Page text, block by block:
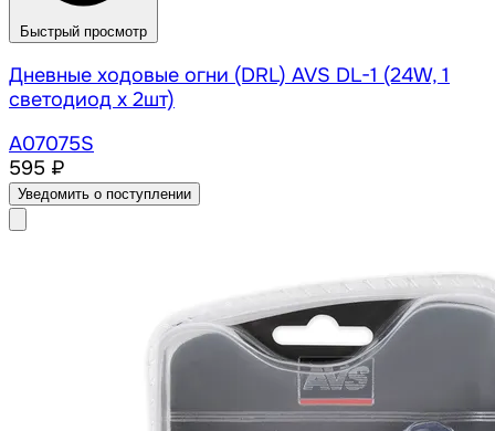
Быстрый просмотр
Дневные ходовые огни (DRL) AVS DL-1 (24W, 1
светодиод х 2шт)
A07075S
595 ₽
Уведомить о поступлении